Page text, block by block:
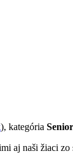
), kategória Senior
aj naši žiaci